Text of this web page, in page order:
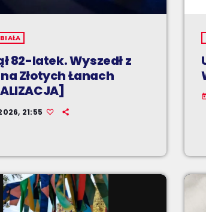
82-latek. Wyszedł z
Złotych Łanach
21:55